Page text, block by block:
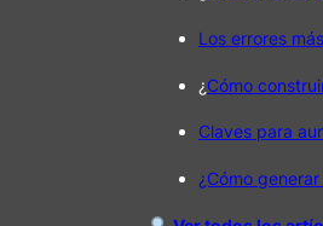
Los errores
¿Cómo
Claves para
¿Cómo